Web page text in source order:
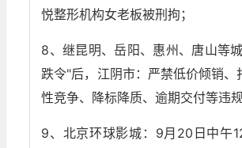
悦整形机构女老板被刑拘；
8、继昆明、岳阳、惠州、唐山等
跌令"后，江阴市：严禁低价倾销、
性竞争、降标降质、逾期交付等违规
9、北京环球影城：9月20日中午